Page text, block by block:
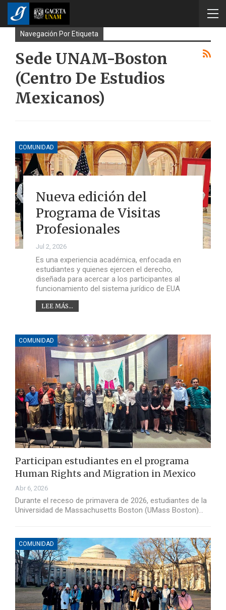
Navegación Por Etiqueta
Sede UNAM-Boston
(Centro De Estudios
Mexicanos)
COMUNIDAD
Nueva edición del
Programa de Visitas
Profesionales
Jul 2, 2026
Es una experiencia académica, enfocada en
estudiantes y quienes ejercen el derecho,
diseñada para acercar a los participantes al
funcionamiento del sistema jurídico de EUA
LEE MÁS...
COMUNIDAD
Participan estudiantes en el programa
Human Rights and Migration in Mexico
Abr 6, 2026
Durante el receso de primavera de 2026, estudiantes de la
Universidad de Massachusetts Boston (UMass Boston)…
COMUNIDAD